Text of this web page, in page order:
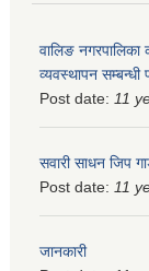
वालिङ नगरपालिका
व्यवस्थापन
Post date: 11
सवारी साधन जिप
Post date: 11
जानकारी